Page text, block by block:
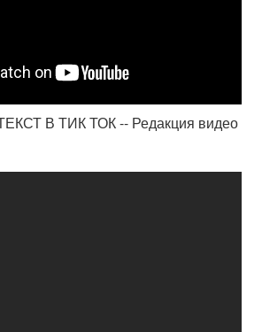
В ТИК ТОК -- Редакция видео